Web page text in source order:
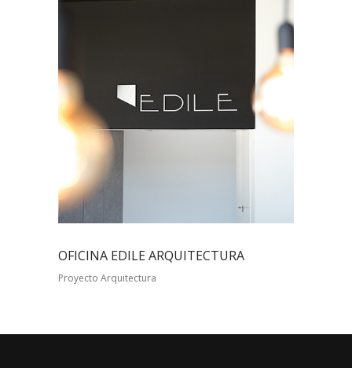
OFICINA EDILE ARQUITECTURA
Proyecto Arquitectura